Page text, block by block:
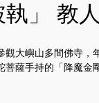
」 教
大嶼山多間佛寺，
薩手持的「降魔金